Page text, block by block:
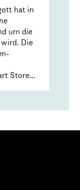
hat in
um die
Die
Store...